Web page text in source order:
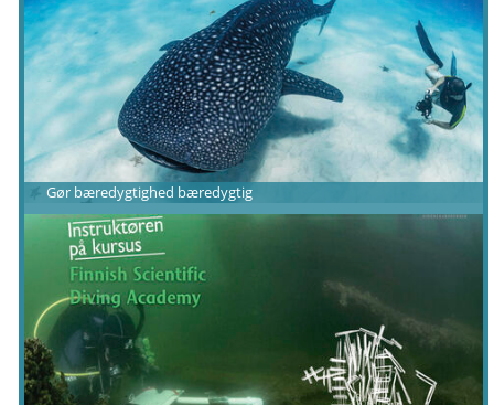
Gør bæredygtighed bæredygtig